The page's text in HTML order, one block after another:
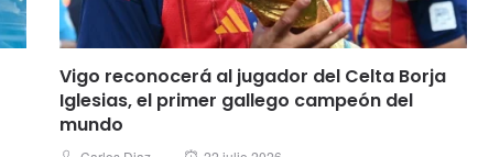
Vigo reconocerá al jugador del Celta Borja
Iglesias, el primer gallego campeón del
mundo